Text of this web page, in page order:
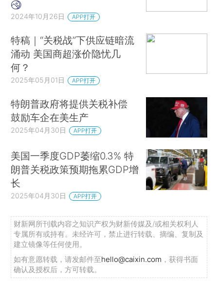
2024年10月26日 APP打开
特稿｜“关税战”下供应链暗流
涌动 美国商超涨价隐忧几
何？
2025年05月01日 APP打开
特朗普政府将提供关税补偿
鼓励车企在美生产
2025年04月30日 APP打开
美国一季度GDP萎缩0.3% 特
朗普关税政策预期拖累GDP增
长
2025年04月30日 APP打开
财新网所刊载内容之知识产权为财新传媒及/或相关权利人
专属所有或持有。未经许可，禁止进行转载、摘编、复制及
建立镜像等任何使用。
如有意愿转载，请发邮件至hello@caixin.com ，获得书面
确认及授权后，方可转载。